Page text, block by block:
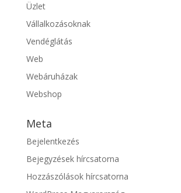
Üzlet
Vállalkozásoknak
Vendéglátás
Web
Webáruházak
Webshop
Meta
Bejelentkezés
Bejegyzések hírcsatorna
Hozzászólások hírcsatorna